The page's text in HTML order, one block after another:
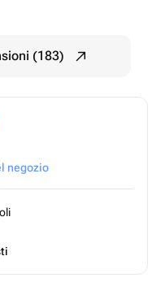
(183)
negozio